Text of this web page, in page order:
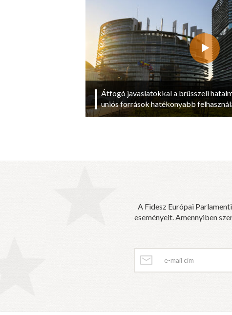
Átfogó javaslatokkal a brüsszeli
uniós források hatékonyabb
A Fidesz Európai
eseményeit. Amennyiben